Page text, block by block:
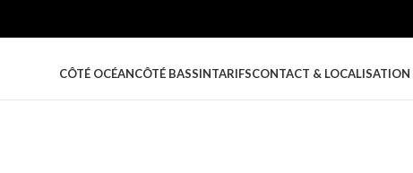
CÔTÉ OCÉANCÔTÉ BASSINTARIFSCONTACT & LOCALISATION